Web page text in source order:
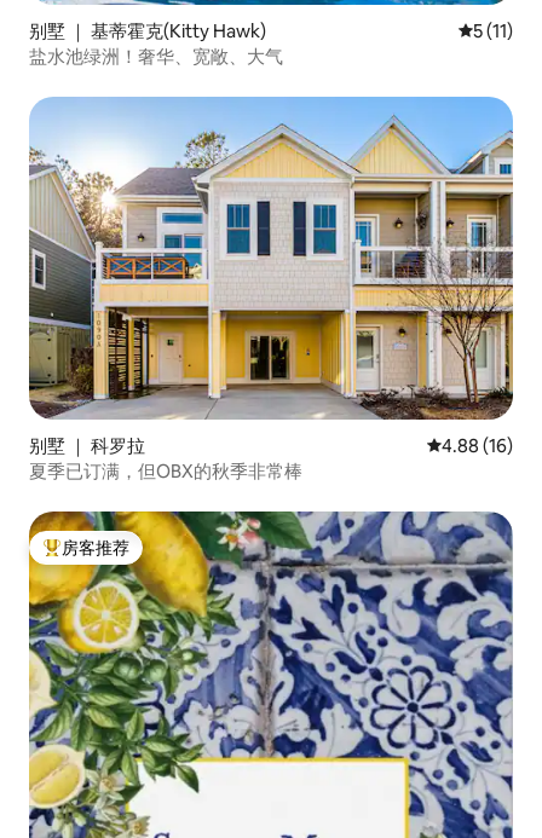
别墅 ｜ 基蒂霍克(Kitty Hawk) 平均评分
5 (11)
盐水池绿洲！奢华、宽敞、大气
别墅 ｜ 科罗拉 平均评分
4.88 (16)
夏季已订满，但OBX的秋季非常棒
热门「房客推荐」
房客推荐